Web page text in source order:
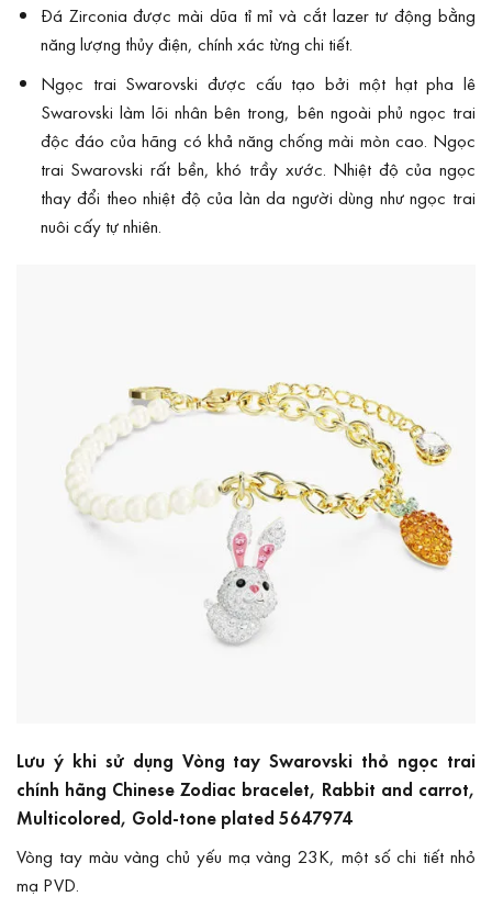
Đá Zirconia được mài dũa tỉ mỉ và cắt lazer tư động bằng
năng lượng thủy điện, chính xác từng chi tiết.
Ngọc trai Swarovski được cấu tạo bởi một hạt pha lê
Swarovski làm lõi nhân bên trong, bên ngoài phủ ngọc trai
độc đáo của hãng có khả năng chống mài mòn cao. Ngọc
trai Swarovski rất bền, khó trầy xước. Nhiệt độ của ngọc
thay đổi theo nhiệt độ của làn da người dùng như ngọc trai
nuôi cấy tự nhiên.
Lưu ý khi sử dụng Vòng tay Swarovski thỏ ngọc trai
chính hãng Chinese Zodiac bracelet, Rabbit and carrot,
Multicolored, Gold-tone plated 5647974
Vòng tay màu vàng chủ yếu mạ vàng 23K, một số chi tiết nhỏ
mạ PVD.